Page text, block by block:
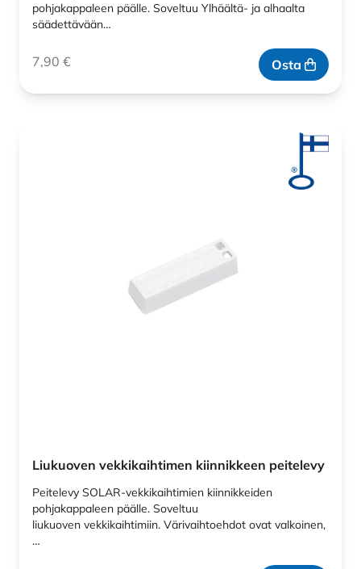
pohjakappaleen päälle. Soveltuu Ylhäältä- ja alhaalta
säädettävään…
7,90 € Osta
Liukuoven vekkikaihtimen kiinnikkeen peitelevy
Peitelevy SOLAR-vekkikaihtimien kiinnikkeiden
pohjakappaleen päälle. Soveltuu
liukuoven vekkikaihtimiin. Värivaihtoehdot ovat valkoinen,
…